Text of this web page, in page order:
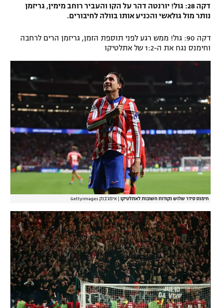
דקה 28: גול! יורנטה דהר על הקו והעביר רוחב מימין, גריזמן
נותר מול גולאשי והכניע אותו בוולה לחיבורים.
דקה 90: גול! ממש רגע לפני תוספת הזמן, גריזמן הרים לרחבה
וחימנס נגח את ה-1:2 של אתלטיקו
חימנס סידר שלוש נקודות חשובות לאתלטיקו אימג'בנק GettyImages